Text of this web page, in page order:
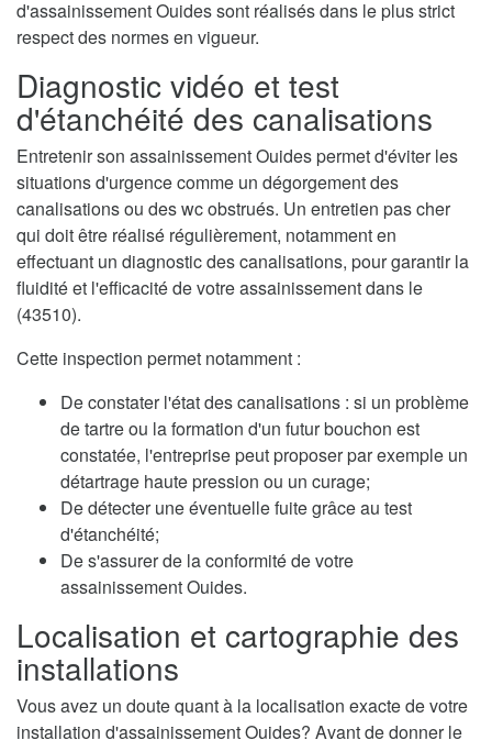
d'assainissement Ouides sont réalisés dans le plus strict
respect des normes en vigueur.
Diagnostic vidéo et test
d'étanchéité des canalisations
Entretenir son assainissement Ouides permet d'éviter les
situations d'urgence comme un dégorgement des
canalisations ou des wc obstrués. Un entretien pas cher
qui doit être réalisé régulièrement, notamment en
effectuant un diagnostic des canalisations, pour garantir la
fluidité et l'efficacité de votre assainissement dans le
(43510).
Cette inspection permet notamment :
De constater l'état des canalisations : si un problème
de tartre ou la formation d'un futur bouchon est
constatée, l'entreprise peut proposer par exemple un
détartrage haute pression ou un curage;
De détecter une éventuelle fuite grâce au test
d'étanchéité;
De s'assurer de la conformité de votre
assainissement Ouides.
Localisation et cartographie des
installations
Vous avez un doute quant à la localisation exacte de votre
installation d'assainissement Ouides? Avant de donner le